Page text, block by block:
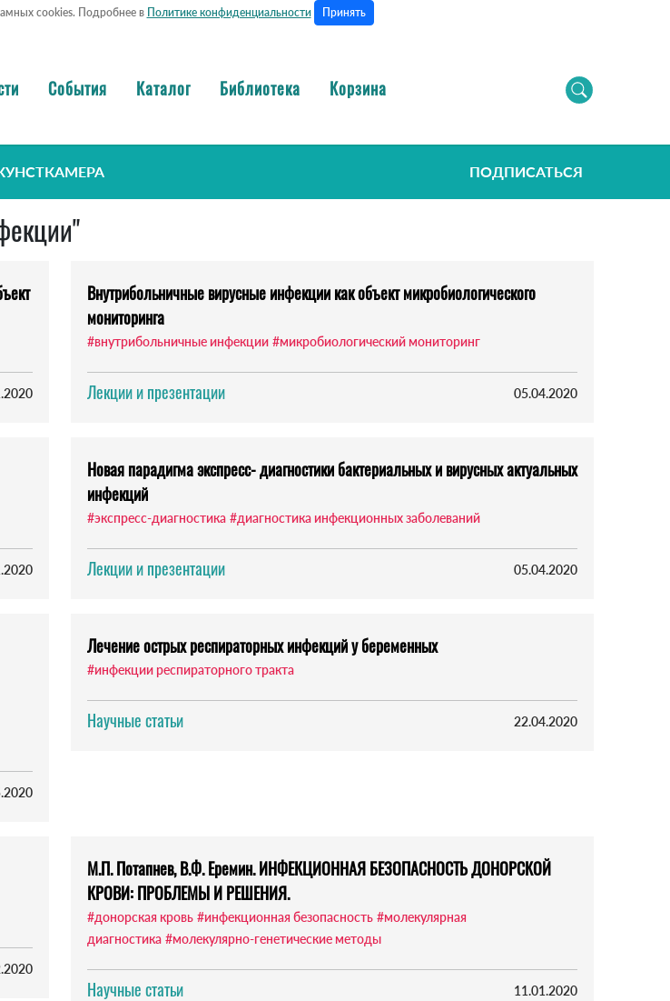
cookies. Подробнее в Политике конфиденциальности Принять
События Каталог Библиотека Корзина
ПОДПИСАТЬСЯ
Внутрибольничные вирусные инфекции как объект микробиологического
мониторинга
#внутрибольничные инфекции #микробиологический мониторинг
Лекции и презентации 05.04.2020
Новая парадигма экспресс- диагностики бактериальных и вирусных актуальных
инфекций
#экспресс-диагностика #диагностика инфекционных заболеваний
Лекции и презентации 05.04.2020
Лечение острых респираторных инфекций у беременных
#инфекции респираторного тракта
Научные статьи 22.04.2020
М.П. Потапнев, В.Ф. Еремин. ИНФЕКЦИОННАЯ БЕЗОПАСНОСТЬ ДОНОРСКОЙ
КРОВИ: ПРОБЛЕМЫ И РЕШЕНИЯ.
#донорская кровь #инфекционная безопасность #молекулярная
диагностика #молекулярно-генетические методы
Научные статьи 11.01.2020